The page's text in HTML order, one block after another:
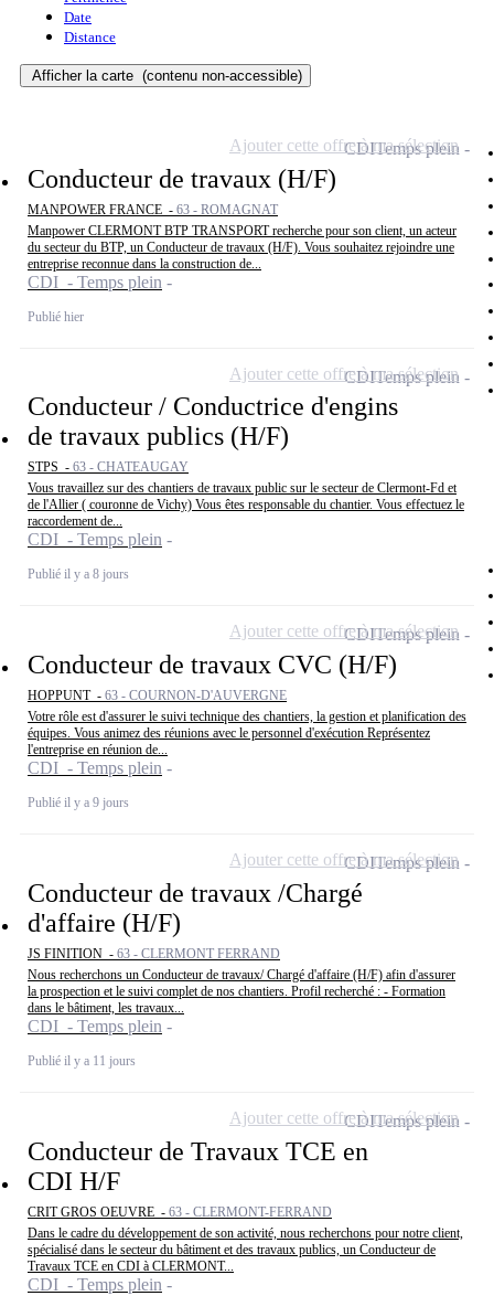
Date
Distance
Afficher la carte (contenu non-accessible)
Conducteur de travaux (H/F)
MANPOWER FRANCE - 63 - ROMAGNAT
Manpower CLERMONT BTP TRANSPORT recherche pour son client, un acteur
du secteur du BTP, un Conducteur de travaux (H/F). Vous souhaitez rejoindre une
entreprise reconnue dans la construction de...
CDI - Temps plein
Publié hier
CDITemps plein
Ajouter cette offre à ma sélection
Conducteur / Conductrice d'engins
de travaux publics (H/F)
STPS - 63 - CHATEAUGAY
Vous travaillez sur des chantiers de travaux public sur le secteur de Clermont-Fd et
de l'Allier ( couronne de Vichy) Vous êtes responsable du chantier. Vous effectuez le
raccordement de...
CDI - Temps plein
Publié il y a 8 jours
CDITemps plein
Ajouter cette offre à ma sélection
Conducteur de travaux CVC (H/F)
HOPPUNT - 63 - COURNON-D'AUVERGNE
Votre rôle est d'assurer le suivi technique des chantiers, la gestion et planification des
équipes. Vous animez des réunions avec le personnel d'exécution Représentez
l'entreprise en réunion de...
CDI - Temps plein
Publié il y a 9 jours
CDITemps plein
Ajouter cette offre à ma sélection
Conducteur de travaux /Chargé
d'affaire (H/F)
JS FINITION - 63 - CLERMONT FERRAND
Nous recherchons un Conducteur de travaux/ Chargé d'affaire (H/F) afin d'assurer
la prospection et le suivi complet de nos chantiers. Profil recherché : - Formation
dans le bâtiment, les travaux...
CDI - Temps plein
Publié il y a 11 jours
CDITemps plein
Ajouter cette offre à ma sélection
Conducteur de Travaux TCE en
CDI H/F
CRIT GROS OEUVRE - 63 - CLERMONT-FERRAND
Dans le cadre du développement de son activité, nous recherchons pour notre client,
spécialisé dans le secteur du bâtiment et des travaux publics, un Conducteur de
Travaux TCE en CDI à CLERMONT...
CDI - Temps plein
CDITemps plein
Ajouter cette offre à ma sélection